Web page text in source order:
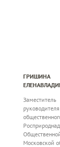
ГРИШИНА
Заместитель
руководителя
Московской